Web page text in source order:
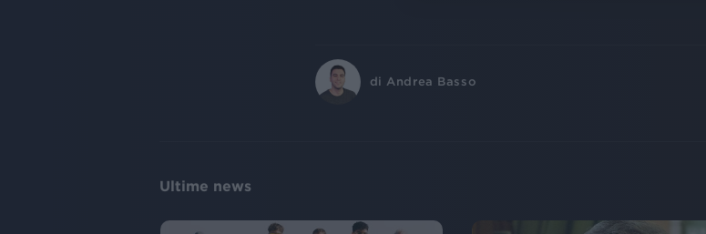
diAndrea Basso
Ultime news